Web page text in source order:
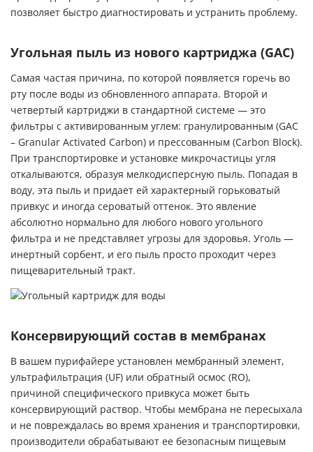
позволяет быстро диагностировать и устранить проблему.
Угольная пыль из нового картриджа (GAC)
Самая частая причина, по которой появляется горечь во
рту после воды из обновленного аппарата. Второй и
четвертый картриджи в стандартной системе — это
фильтры с активированным углем: гранулированным (GAC
– Granular Activated Carbon) и прессованным (Carbon Block).
При транспортировке и установке микрочастицы угля
откалываются, образуя мелкодисперсную пыль. Попадая в
воду, эта пыль и придает ей характерный горьковатый
привкус и иногда сероватый оттенок. Это явление
абсолютно нормально для любого нового угольного
фильтра и не представляет угрозы для здоровья. Уголь —
инертный сорбент, и его пыль просто проходит через
пищеварительный тракт.
Консервирующий состав в мембранах
В вашем пурифайере установлен мембранный элемент,
ультрафильтрация (UF) или обратный осмос (RO),
причиной специфического привкуса может быть
консервирующий раствор. Чтобы мембрана не пересыхала
и не повреждалась во время хранения и транспортировки,
производители обрабатывают ее безопасным пищевым